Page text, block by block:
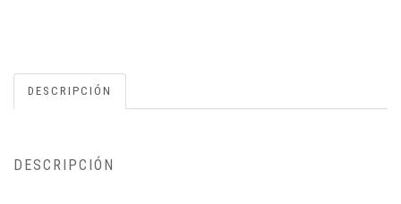
DESCRIPCIÓN
DESCRIPCIÓN